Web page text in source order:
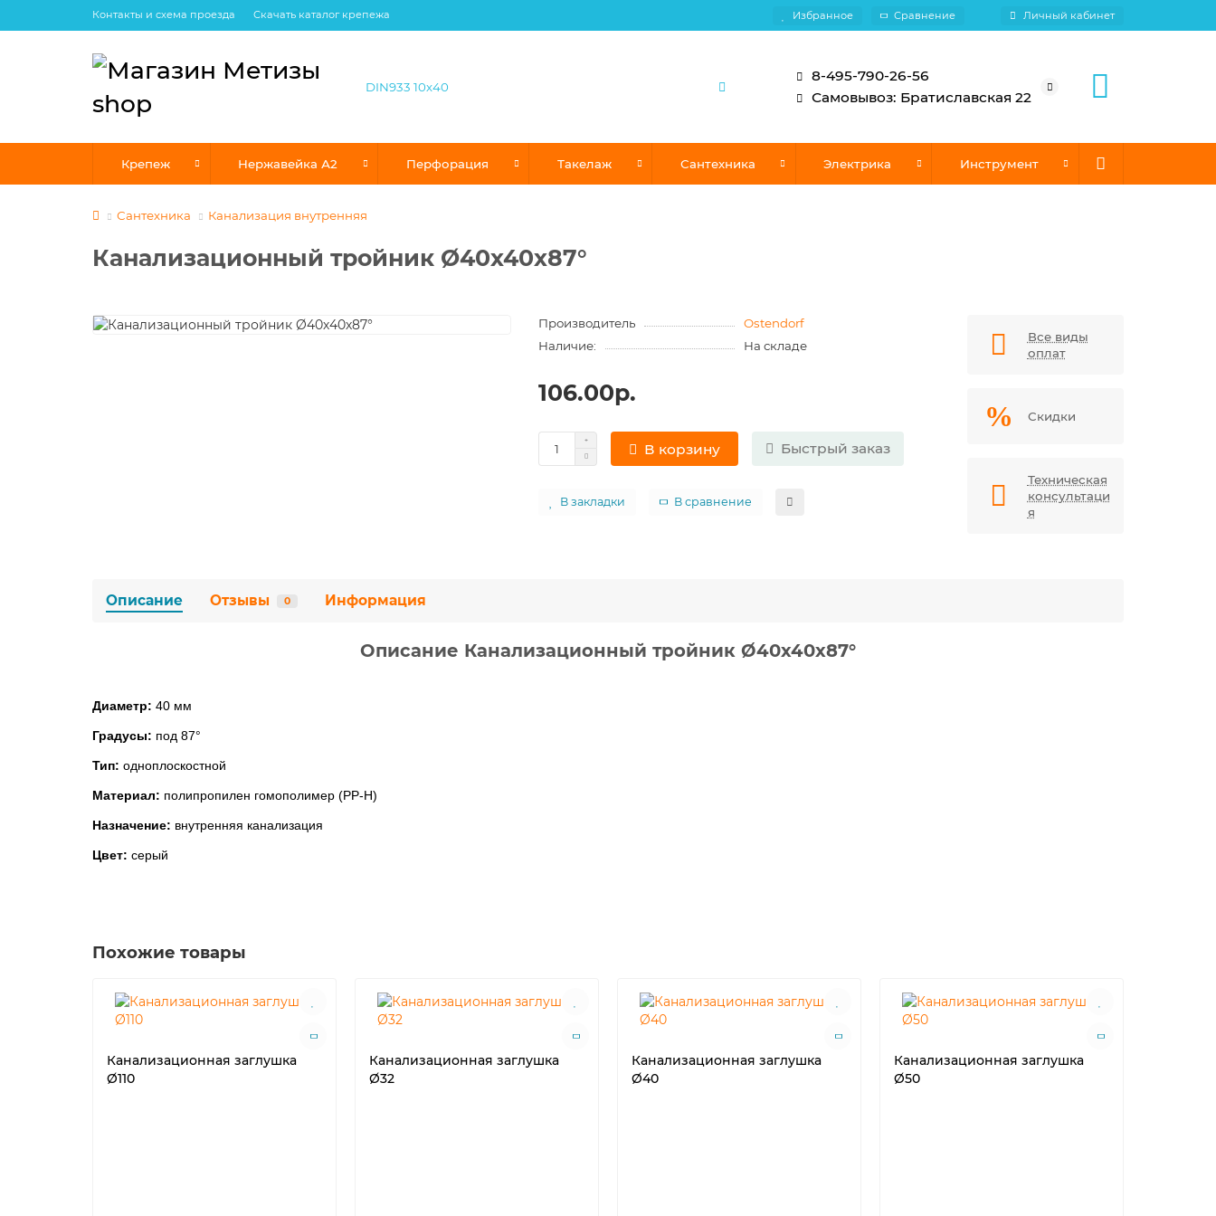
Контакты и схема проезда Скачать каталог крепежа Избранное Сравнение Личный кабинет
8-495-790-26-56
Самовывоз: Братиславская 22
Крепеж Нержавейка А2 Перфорация Такелаж Сантехника Электрика Инструмент
Сантехника Канализация внутренняя
Канализационный тройник Ø40х40х87°
Производитель
Ostendorf
Наличие:
На складе
106.00р.
В корзину Быстрый заказ
В закладки В сравнение
Все виды
оплат
Скидки
Техническая
консультаци
я
Описание Отзывы 0 Информация
Описание Канализационный тройник Ø40х40х87°
Диаметр: 40 мм
Градусы: под 87°
Тип: одноплоскостной
Материал: полипропилен гомополимер (PP-H)
Назначение: внутренняя канализация
Цвет: серый
Похожие товары
Канализационная заглушка
Ø110
Канализационная заглушка
Ø32
Канализационная заглушка
Ø40
Канализационная заглушка
Ø50